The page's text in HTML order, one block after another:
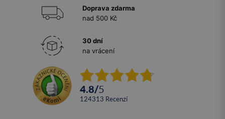
Doprava zdarma
nad 500 Kč
30 dní
na vrácení
4.8/5
124313 recenzí